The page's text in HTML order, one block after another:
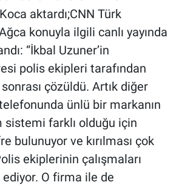
aktardı;CNN Türk
konuyla ilgili canlı yayında
“İkbal Uzuner’in
polis ekipleri tarafından
çözüldü. Artık diğer
ünlü bir markanın
farklı olduğu için
bulunuyor ve kırılması çok
ekiplerinin çalışmaları
ediyor. O firma ile de